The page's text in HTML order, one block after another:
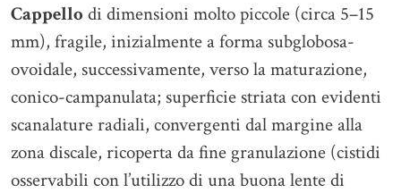
Cappellodi dimensioni molto piccole (circa 5–15
mm), fragile, inizialmente a forma subglobosa-
ovoidale, successivamente, verso la maturazione,
conico-campanulata; superficie striata con evidenti
scanalature radiali, convergenti dal margine alla
zona discale, ricoperta da fine granulazione (cistidi
osservabili con l’utilizzo di una buona lente di